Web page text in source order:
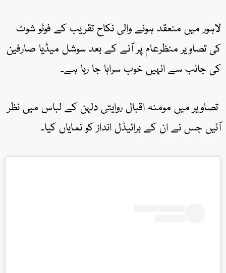
لاہور میں منعقد ہونے والی نکاح تقریب کے فوٹو شوٹ
کی تصاویر منظرعام پر آنے کے بعد سوشل میڈیا صارفین
کی جانب سے انہیں خوب سراہا جا رہا ہے۔
تصاویر میں مومنہ اقبال روایتی دلہن کے لباس میں نظر
آئیں جس نے ان کے برائیڈل انداز کو نمایاں کیا۔